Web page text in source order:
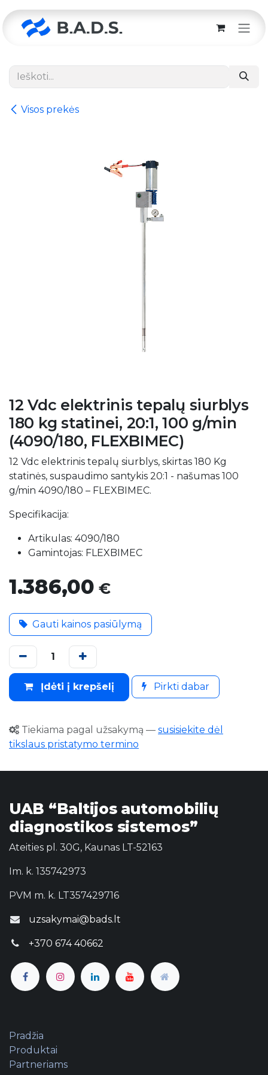
Visos prekės
12 Vdc elektrinis tepalų siurblys
180 kg statinei, 20:1, 100 g/min
(4090/180, FLEXBIMEC)
12 Vdc elektrinis tepalų siurblys, skirtas 180 Kg
statinės, suspaudimo santykis 20:1 - našumas 100
g/min 4090/180 – FLEXBIMEC.
Specifikacija:
Artikulas: 4090/180
Gamintojas: FLEXBIMEC
1.386,00 €
Gauti kainos pasiūlymą
Įdėti į krepšelį Pirkti dabar
Tiekiama pagal užsakymą — susisiekite dėl
tikslaus pristatymo termino
UAB “Baltijos automobilių
diagnostikos sistemos”
Ateities pl. 30G, Kaunas LT-52163
Im. k. 135742973
PVM m. k. LT357429716
uzsakymai@bads.lt
+370 674 40662
Pradžia
Produktai
Partneriams